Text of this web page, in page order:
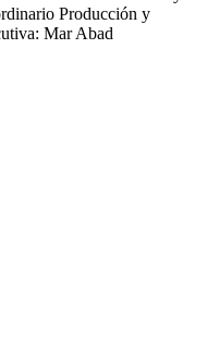
Producción y
Mar Abad